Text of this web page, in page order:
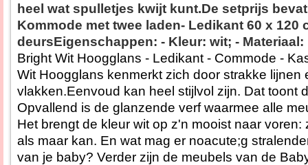
heel wat spulletjes kwijt kunt.De setprijs
Kommode met twee laden- Ledikant 60 x 120
deursEigenschappen: - Kleur: wit; - Materiaal:
Bright Wit Hoogglans - Ledikant - Commode -
Wit Hoogglans kenmerkt zich door strakke lijnen
vlakken.Eenvoud kan heel stijlvol zijn. Dat toont
Opvallend is de glanzende verf waarmee alle
Het brengt de kleur wit op z'n mooist naar voren:
als maar kan. En wat mag er noacute;g
van je baby? Verder zijn de meubels van de